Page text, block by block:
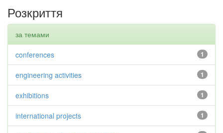
Розкриття
за темами
1
conferences
1
engineering activities
1
exhibitions
1
international projects